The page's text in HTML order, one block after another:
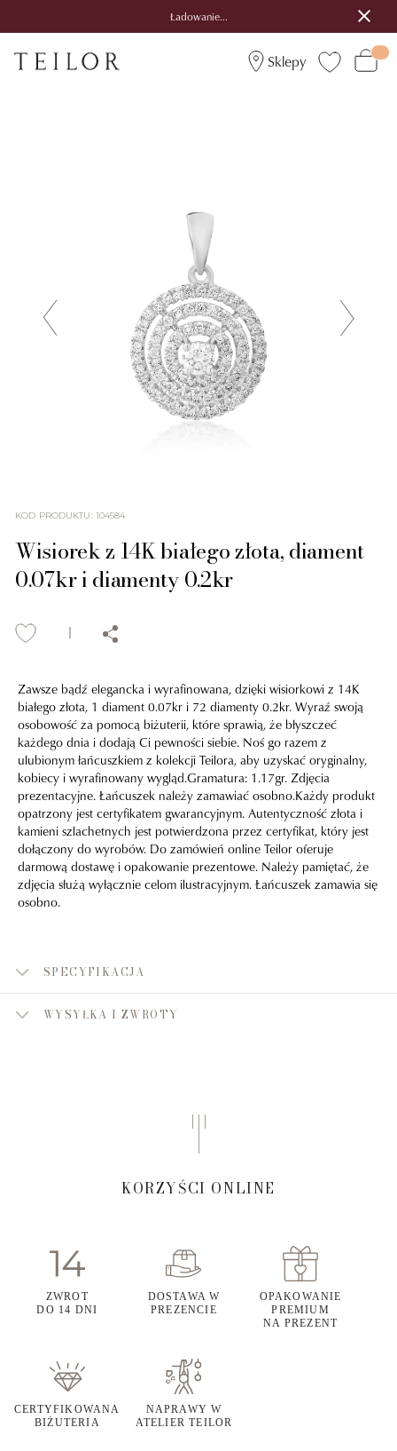
Ładowanie...
Sklepy
KOD PRODUKTU: 104584
Wisiorek z 14K białego złota, diament
0.07kr i diamenty 0.2kr
Zawsze bądź elegancka i wyrafinowana, dzięki wisiorkowi z 14K
białego złota, 1 diament 0.07kr i 72 diamenty 0.2kr. Wyraź swoją
osobowość za pomocą biżuterii, które sprawią, że błyszczeć
każdego dnia i dodają Ci pewności siebie. Noś go razem z
ulubionym łańcuszkiem z kolekcji Teilora, aby uzyskać oryginalny,
kobiecy i wyrafinowany wygląd.Gramatura: 1.17gr. Zdjęcia
prezentacyjne. Łańcuszek należy zamawiać osobno.Każdy produkt
opatrzony jest certyfikatem gwarancyjnym. Autentyczność złota i
kamieni szlachetnych jest potwierdzona przez certyfikat, który jest
dołączony do wyrobów. Do zamówień online Teilor oferuje
darmową dostawę i opakowanie prezentowe. Należy pamiętać, że
zdjęcia służą wyłącznie celom ilustracyjnym. Łańcuszek zamawia się
osobno.
SPECYFIKACJA
WYSYŁKA I ZWROTY
KORZYŚCI ONLINE
ZWROT
DO 14 DNI
DOSTAWA W
PREZENCIE
OPAKOWANIE
PREMIUM
NA PREZENT
CERTYFIKOWANA
BIŻUTERIA
NAPRAWY W
ATELIER TEILOR